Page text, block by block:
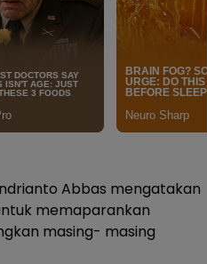
Abbas mengatakan
memaparankan
masing- masing